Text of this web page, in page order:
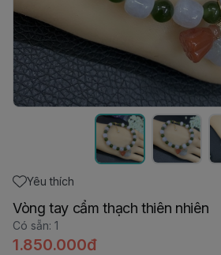
Yêu thích
Vòng tay cẩm thạch thiên nhiên
Có sẵn: 1
1.850.000đ